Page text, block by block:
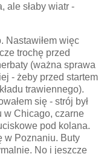
ale słaby wiatr -
Nastawiłem więc
trochę przed
(ważna sprawa
- żeby przed startem
trawiennego).
się - strój był
w Chicago, czarne
pod kolana.
w Poznaniu. Buty
No i jeszcze